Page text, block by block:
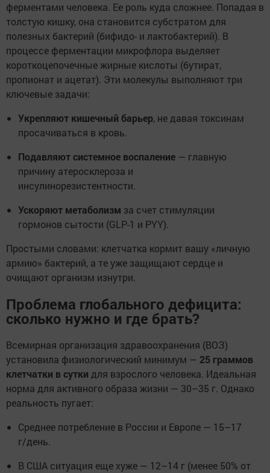
ферментами человека. Ее роль куда сложнее. Попадая в
толстую кишку, она становится субстратом для
полезных бактерий (бифидо- и лактобактерий). В
процессе ферментации микрофлора выделяет
короткоцепочечные жирные кислоты (бутират,
пропионат и ацетат). Эти молекулы выполняют три
ключевые задачи:
Укрепляют кишечный барьер, не давая токсинам
просачиваться в кровь.
Подавляют системное воспаление — главную
причину атеросклероза и
инсулинорезистентности.
Ускоряют метаболизм за счет стимуляции
гормонов сытости (GLP-1 и PYY).
Простыми словами: клетчатка кормит вашу «личную
армию» бактерий, а те уже защищают сердце и
очищают организм изнутри.
Проблема глобального дефицита:
сколько нужно и где брать?
Всемирная организация здравоохранения (ВОЗ)
установила физиологический минимум — 25 граммов
клетчатки в сутки для взрослого человека. Идеальная
норма для активного образа жизни — 30–35 г. Однако
реальность пугает:
Среднее потребление в России и Европе — 15–17
г/день.
В США ситуация еще хуже — 12–14 г (менее 50% от